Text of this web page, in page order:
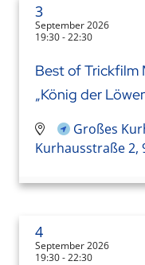
3
September 2026
19:30 - 22:30
Best of Trickfilm
„König der
Großes
Kurhausstraße 2,
4
September 2026
19:30 - 22:30